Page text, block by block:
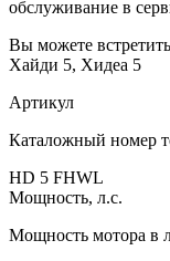
обслуживание в
Вы можете
Хайди 5, Хидеа 5
Артикул
Каталожный номер
HD 5 FHWL
Мощность, л.с.
Мощность мотора в